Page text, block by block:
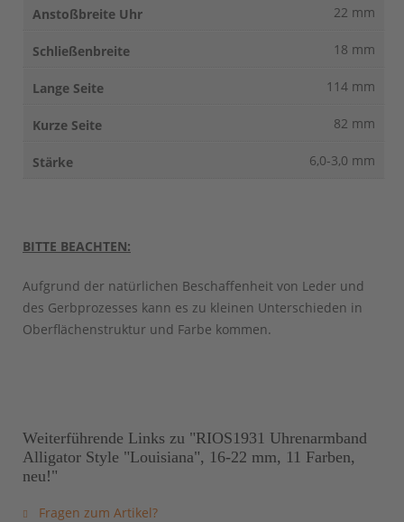
22 mm
18 mm
114 mm
82 mm
6,0-3,0 mm
BITTE BEACHTEN:
Aufgrund der natürlichen Beschaffenheit von Leder und
des Gerbprozesses kann es zu kleinen Unterschieden in
Oberflächenstruktur und Farbe kommen.
Weiterführende Links zu "RIOS1931 Uhrenarmband
Alligator Style "Louisiana", 16-22 mm, 11 Farben,
neu!"
Fragen zum Artikel?